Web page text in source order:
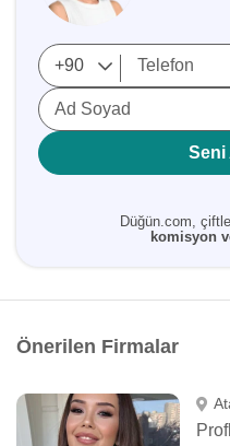
Ad Soyad
Seni
Düğün.com,
komisyon
Önerilen Firmalar